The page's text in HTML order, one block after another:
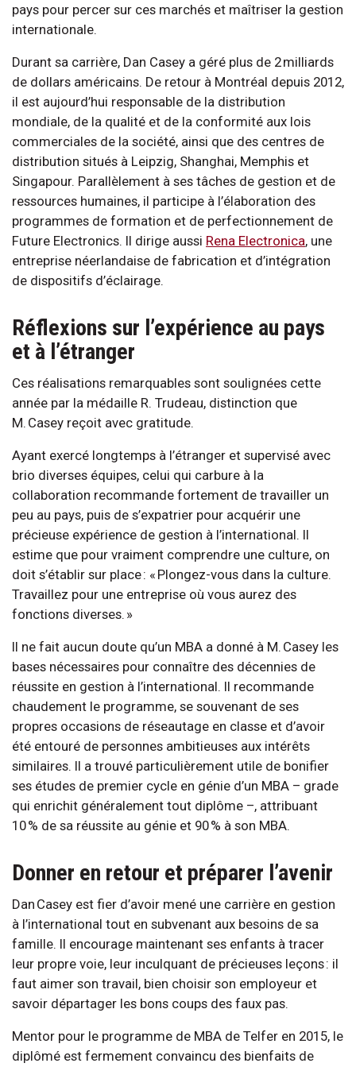
pays pour percer sur ces marchés et maîtriser la gestion
internationale.
Durant sa carrière, Dan Casey a géré plus de 2 milliards
de dollars américains. De retour à Montréal depuis 2012,
il est aujourd’hui responsable de la distribution
mondiale, de la qualité et de la conformité aux lois
commerciales de la société, ainsi que des centres de
distribution situés à Leipzig, Shanghai, Memphis et
Singapour. Parallèlement à ses tâches de gestion et de
ressources humaines, il participe à l’élaboration des
programmes de formation et de perfectionnement de
Future Electronics. Il dirige aussi Rena Electronica, une
entreprise néerlandaise de fabrication et d’intégration
de dispositifs d’éclairage.
Réflexions sur l’expérience au pays
et à l’étranger
Ces réalisations remarquables sont soulignées cette
année par la médaille R. Trudeau, distinction que
M. Casey reçoit avec gratitude.
Ayant exercé longtemps à l’étranger et supervisé avec
brio diverses équipes, celui qui carbure à la
collaboration recommande fortement de travailler un
peu au pays, puis de s’expatrier pour acquérir une
précieuse expérience de gestion à l’international. Il
estime que pour vraiment comprendre une culture, on
doit s’établir sur place : « Plongez-vous dans la culture.
Travaillez pour une entreprise où vous aurez des
fonctions diverses. »
Il ne fait aucun doute qu’un MBA a donné à M. Casey les
bases nécessaires pour connaître des décennies de
réussite en gestion à l’international. Il recommande
chaudement le programme, se souvenant de ses
propres occasions de réseautage en classe et d’avoir
été entouré de personnes ambitieuses aux intérêts
similaires. Il a trouvé particulièrement utile de bonifier
ses études de premier cycle en génie d’un MBA – grade
qui enrichit généralement tout diplôme –, attribuant
10 % de sa réussite au génie et 90 % à son MBA.
Donner en retour et préparer l’avenir
Dan Casey est fier d’avoir mené une carrière en gestion
à l’international tout en subvenant aux besoins de sa
famille. Il encourage maintenant ses enfants à tracer
leur propre voie, leur inculquant de précieuses leçons : il
faut aimer son travail, bien choisir son employeur et
savoir départager les bons coups des faux pas.
Mentor pour le programme de MBA de Telfer en 2015, le
diplômé est fermement convaincu des bienfaits de